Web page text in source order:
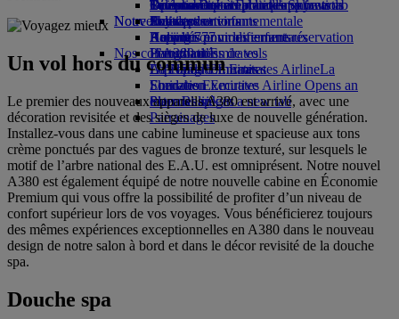
Opens an external link in a new tab
Boissons
Notre flotte
Boeing 777
L’A380 d’Emirates
L’A350 d’Emirates
Emirates Executive
Plan des sièges
Divertissements pour les enfants
Jouets pour enfants
Activités pour les enfants
La durabilité en pratique
Politique environnementale
Rapports environnementaux
Nos communautés
La Fondation Emirates AirlineLa
Fondation Emirates Airline Opens an
external link in a new tab
Parrainages
Toronto-Dubai
Nouvelles destinations
Helsinki
Hangzhou
Da Nang
Shenzhen
Siem Reap
Se connecter à Emirates Skywards
Skywards+
Téléphone portable et l'application
Emirates
Annuler ou modifier une réservation
Perturbations de vols
À propos d’Emirates
Un vol hors du commun
Le premier des nouveaux appareils A380 est arrivé, avec une
décoration revisitée et des sièges de luxe de nouvelle génération.
Installez-vous dans une cabine lumineuse et spacieuse aux tons
crème ponctués par des vagues de bronze texturé, sur lesquels le
motif de l’arbre national des E.A.U. est omniprésent. Notre nouvel
A380 est également équipé de notre nouvelle cabine en Économie
Premium qui vous offre la possibilité de profiter d’un niveau de
confort supérieur lors de vos voyages. Vous bénéficierez toujours
des mêmes expériences exceptionnelles en A380 dans le nouveau
design de notre salon à bord et dans le décor revisité de la douche
spa.
Douche spa